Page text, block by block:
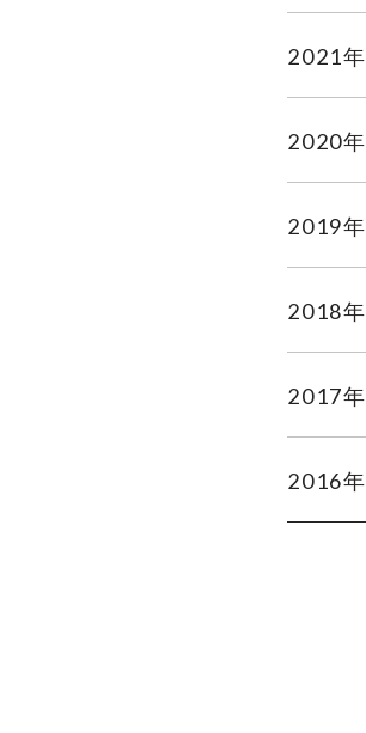
2021年
2020年
2019年
2018年
2017年
2016年